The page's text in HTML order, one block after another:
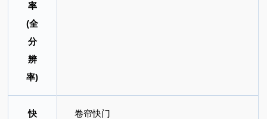
率
(全
分
辨
率)
快
卷帘快门